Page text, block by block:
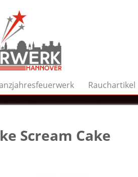
Rauchartikel
Scream Cake